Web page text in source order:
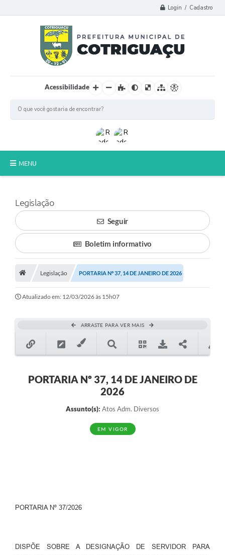
Login / Cadastro
Acessibilidade
MENU
Poder Legislativo
A Prefeitura
Município
Galeria de Fotos
Ouvidoria
Legislação
Seguir
Boletim informativo
Legislação PORTARIA Nº 37, 14 DE JANEIRO DE 2026
Atualizado em: 12/03/2026 às 15h07
ARRASTE PARA VER MAIS
PORTARIA Nº 37, 14 DE JANEIRO DE
2026
Assunto(s): Atos Adm. Diversos
EM VIGOR
PORTARIA Nº 37/2026
DISPÕE SOBRE A DESIGNAÇÃO DE SERVIDOR PARA